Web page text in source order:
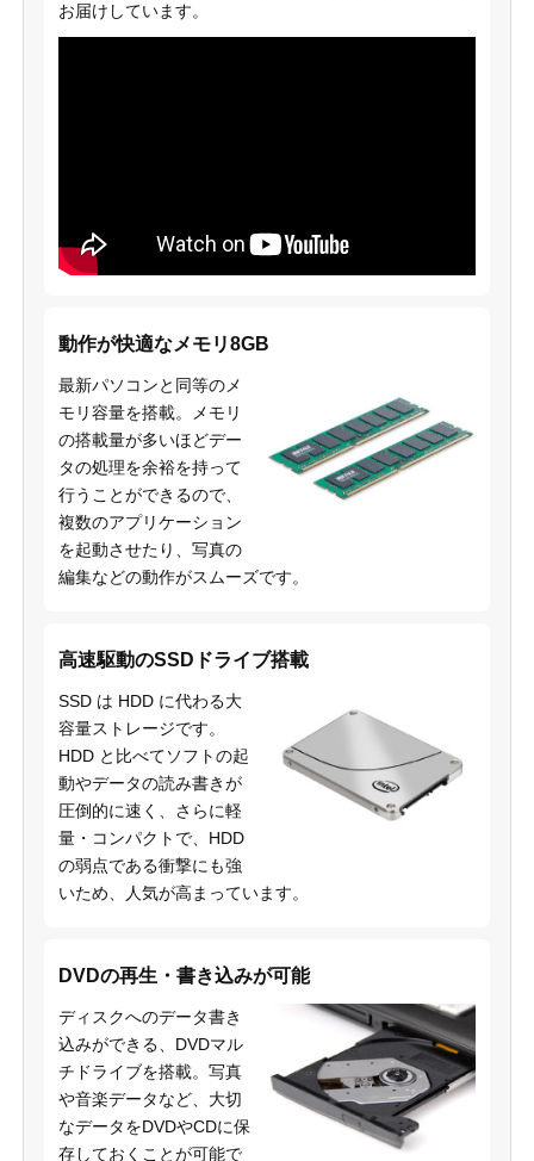
お届けしています。
動作が快適なメモリ8GB
最新パソコンと同等のメ
モリ容量を搭載。メモリ
の搭載量が多いほどデー
タの処理を余裕を持って
行うことができるので、
複数のアプリケーション
を起動させたり、写真の
編集などの動作がスムーズです。
高速駆動のSSDドライブ搭載
SSD は HDD に代わる大
容量ストレージです。
HDD と比べてソフトの起
動やデータの読み書きが
圧倒的に速く、さらに軽
量・コンパクトで、HDD
の弱点である衝撃にも強
いため、人気が高まっています。
DVDの再生・書き込みが可能
ディスクへのデータ書き
込みができる、DVDマル
チドライブを搭載。写真
や音楽データなど、大切
なデータをDVDやCDに保
存しておくことが可能で